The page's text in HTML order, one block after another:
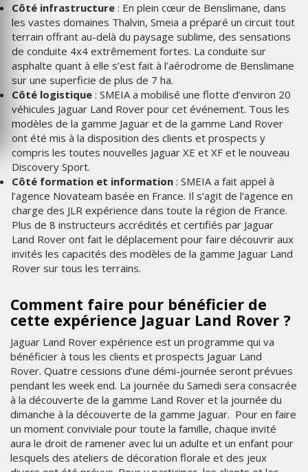
Côté infrastructure : En plein cœur de Benslimane, dans
les vastes domaines Thalvin, Smeia a préparé un circuit tout
terrain offrant au-delà du paysage sublime, des sensations
de conduite 4x4 extrêmement fortes. La conduite sur
asphalte quant à elle s’est fait à l’aérodrome de Benslimane
sur une superficie de plus de 7 ha.
Côté logistique : SMEIA a mobilisé une flotte d’environ 20
véhicules Jaguar Land Rover pour cet événement. Tous les
modèles de la gamme Jaguar et de la gamme Land Rover
ont été mis à la disposition des clients et prospects y
compris les toutes nouvelles Jaguar XE et XF et le nouveau
Discovery Sport.
Côté formation et information : SMEIA a fait appel à
l’agence Novateam basée en France. Il s’agit de l’agence en
charge des JLR expérience dans toute la région de France.
Plus de 8 instructeurs accrédités et certifiés par Jaguar
Land Rover ont fait le déplacement pour faire découvrir aux
invités les capacités des modèles de la gamme Jaguar Land
Rover sur tous les terrains.
Comment faire pour bénéficier de
cette expérience Jaguar Land Rover ?
Jaguar Land Rover expérience est un programme qui va
bénéficier à tous les clients et prospects Jaguar Land
Rover. Quatre cessions d’une démi-journée seront prévues
pendant les week end. La journée du Samedi sera consacrée
à la découverte de la gamme Land Rover et la journée du
dimanche à la découverte de la gamme Jaguar. Pour en faire
un moment conviviale pour toute la famille, chaque invité
aura le droit de ramener avec lui un adulte et un enfant pour
lesquels des ateliers de décoration florale et des jeux